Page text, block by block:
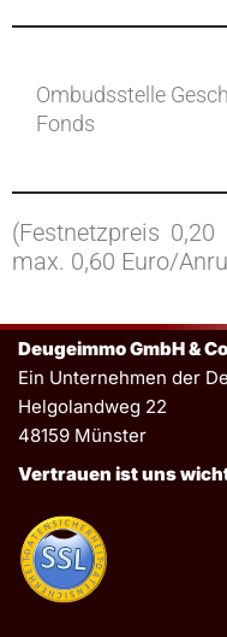
Ombudsstelle
Fonds
(Festnetzpreis
max. 0,60 Euro/
Deugeimmo GmbH &
Ein Unternehmen der
Helgolandweg 22
48159 Münster
Vertrauen ist uns